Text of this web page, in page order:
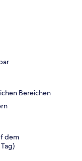
Bereichen
dem